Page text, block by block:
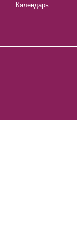
Календарь